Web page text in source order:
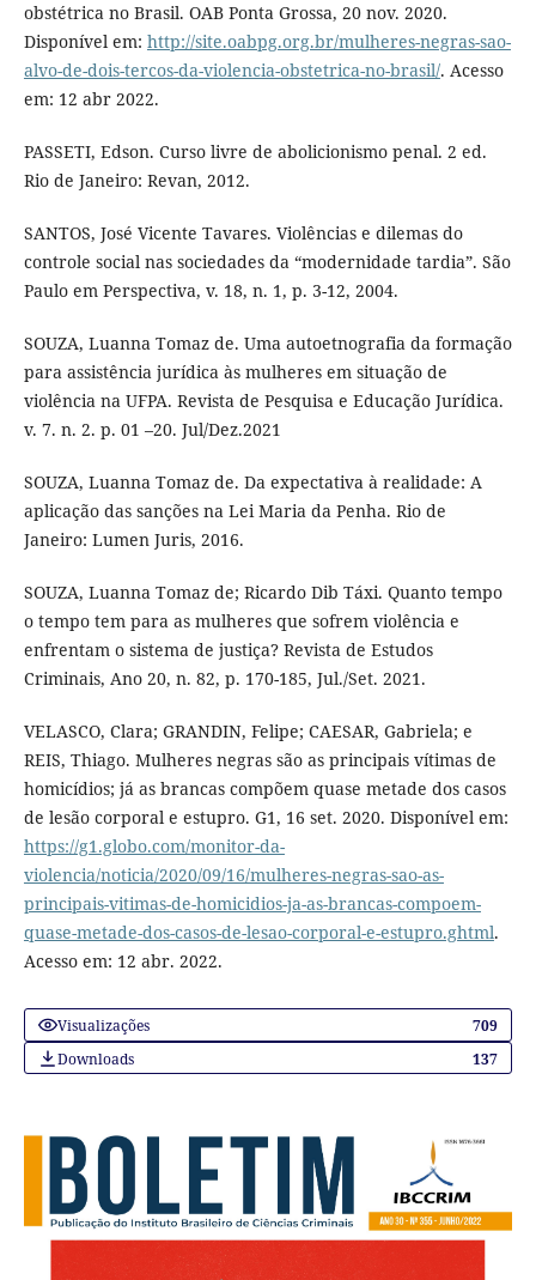
obstétrica no Brasil. OAB Ponta Grossa, 20 nov. 2020.
Disponível em: http://site.oabpg.org.br/mulheres-negras-sao-
alvo-de-dois-tercos-da-violencia-obstetrica-no-brasil/. Acesso
em: 12 abr 2022.
PASSETI, Edson. Curso livre de abolicionismo penal. 2 ed.
Rio de Janeiro: Revan, 2012.
SANTOS, José Vicente Tavares. Violências e dilemas do
controle social nas sociedades da “modernidade tardia”. São
Paulo em Perspectiva, v. 18, n. 1, p. 3-12, 2004.
SOUZA, Luanna Tomaz de. Uma autoetnografia da formação
para assistência jurídica às mulheres em situação de
violência na UFPA. Revista de Pesquisa e Educação Jurídica.
v. 7. n. 2. p. 01 –20. Jul/Dez.2021
SOUZA, Luanna Tomaz de. Da expectativa à realidade: A
aplicação das sanções na Lei Maria da Penha. Rio de
Janeiro: Lumen Juris, 2016.
SOUZA, Luanna Tomaz de; Ricardo Dib Táxi. Quanto tempo
o tempo tem para as mulheres que sofrem violência e
enfrentam o sistema de justiça? Revista de Estudos
Criminais, Ano 20, n. 82, p. 170-185, Jul./Set. 2021.
VELASCO, Clara; GRANDIN, Felipe; CAESAR, Gabriela; e
REIS, Thiago. Mulheres negras são as principais vítimas de
homicídios; já as brancas compõem quase metade dos casos
de lesão corporal e estupro. G1, 16 set. 2020. Disponível em:
https://g1.globo.com/monitor-da-
violencia/noticia/2020/09/16/mulheres-negras-sao-as-
principais-vitimas-de-homicidios-ja-as-brancas-compoem-
quase-metade-dos-casos-de-lesao-corporal-e-estupro.ghtml.
Acesso em: 12 abr. 2022.
Visualizações
709
Downloads
137